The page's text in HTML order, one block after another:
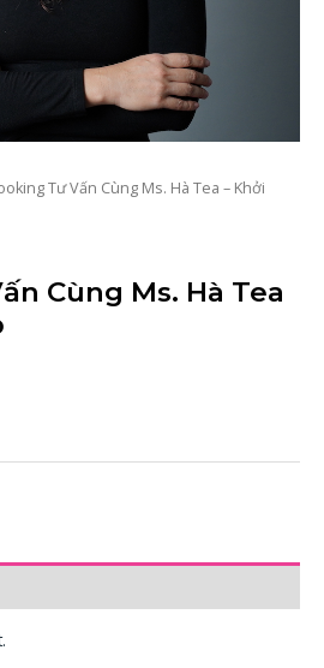
Tư Vấn Cùng Ms. Hà Tea – Khởi
Cùng Ms. Hà Tea